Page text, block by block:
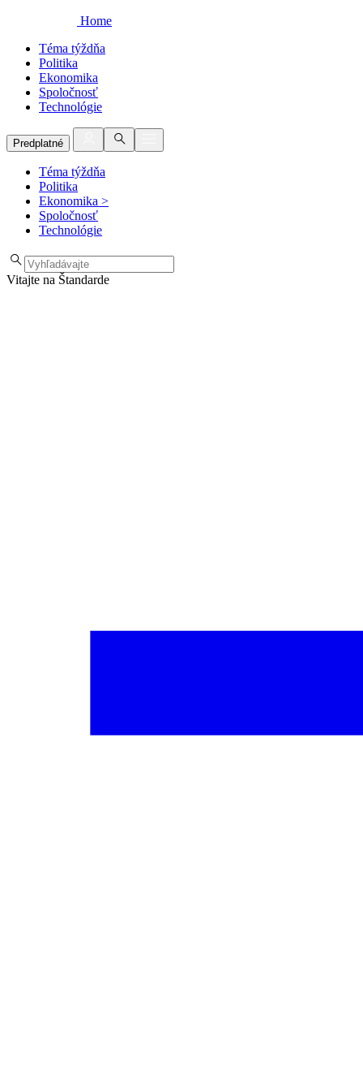
Home
Téma týždňa
Politika
Ekonomika
Spoločnosť
Technológie
Predplatné
Téma týždňa
Politika
Ekonomika >
Spoločnosť
Technológie
Vitajte na Štandarde